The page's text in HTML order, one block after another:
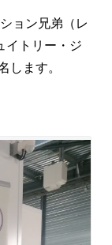
ョン兄弟（レ
イトリー・ジ
します。